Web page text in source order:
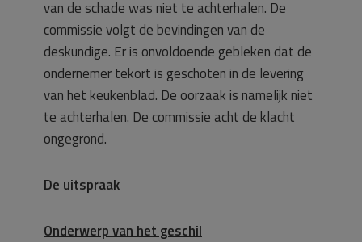
van de schade was niet te achterhalen. De
commissie volgt de bevindingen van de
deskundige. Er is onvoldoende gebleken dat de
ondernemer tekort is geschoten in de levering
van het keukenblad. De oorzaak is namelijk niet
te achterhalen. De commissie acht de klacht
ongegrond.
De uitspraak
Onderwerp van het geschil